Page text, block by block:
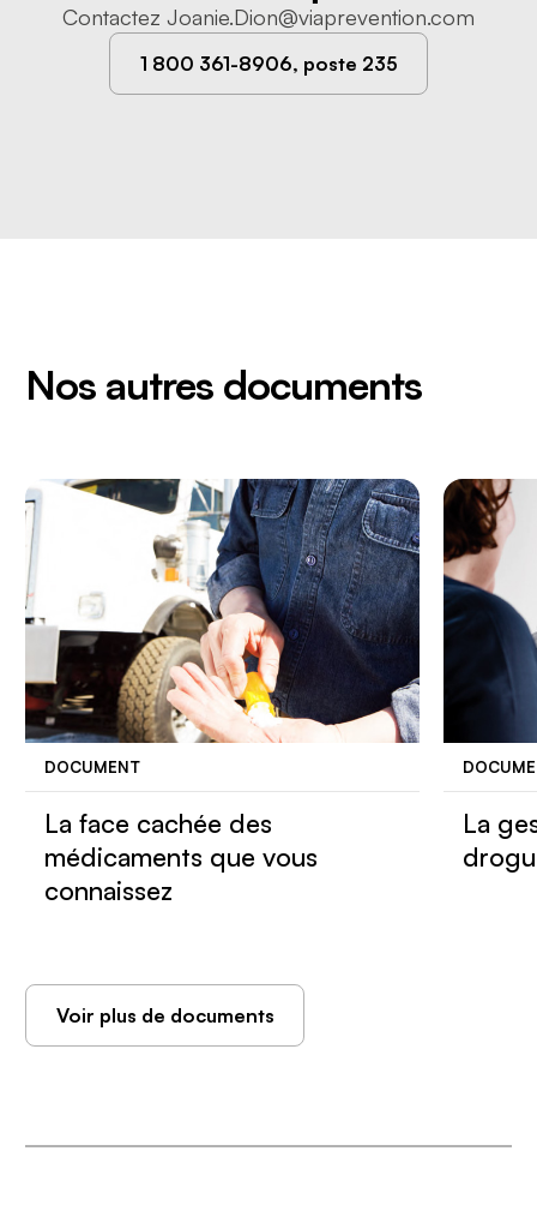
Contactez Joanie.Dion@viaprevention.com
1 800 361-8906, poste 235
Nos autres documents
DOCUMENT
La face cachée des
médicaments que vous
connaissez
La
Voir plus de documents